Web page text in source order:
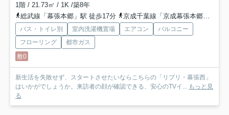
1階 / 21.73㎡ / 1K /築8年
総武線「幕張本郷」駅 徒歩17分
京成千葉線「京成幕張本郷」駅 徒歩17分
バス・トイレ別 室内洗濯機置場 エアコン
バルコニー
フローリング
都市ガス
敷0
新生活を失敗せず、スタートさせたいならこちらの「リブリ・幕張西」
はいかがでしょうか。来訪者の顔が確認できる、安心のTVイ... もっと見
る